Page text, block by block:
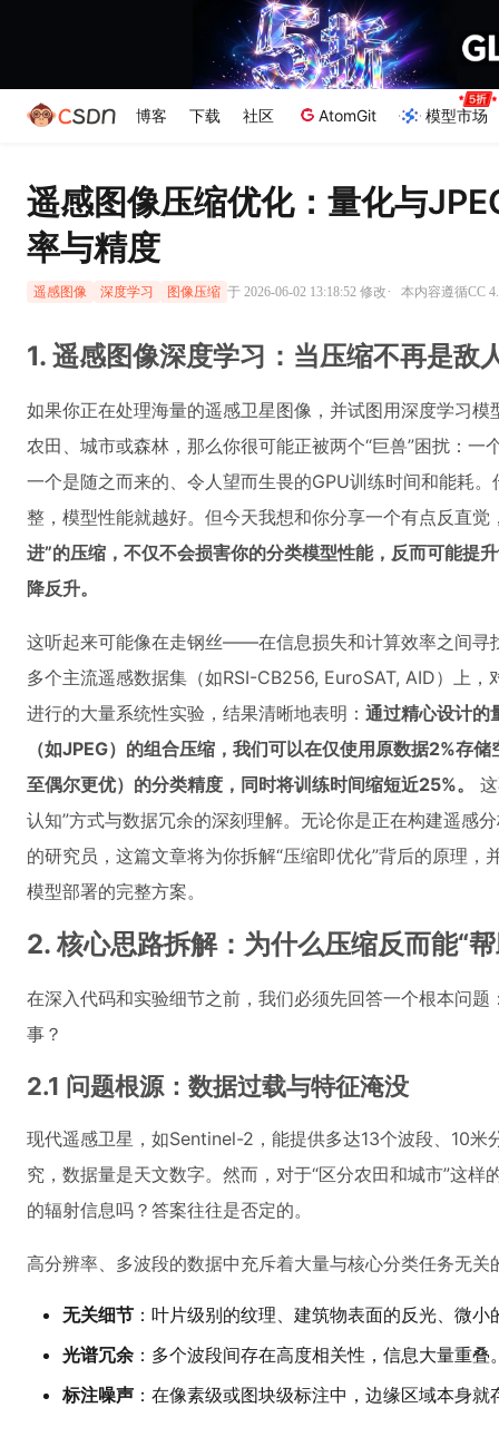
博客 下载 社区 AtomGit 模型市场
遥感图像压缩优化：量化与
率与精度
遥感图像 深度学习 图像压缩 于 2026-06-02 13:18:52 修改· 本内容遵循CC
1. 遥感图像深度学习：当压缩不再是敌
如果你正在处理海量的遥感卫星图像，并试图用深度学习
农田、城市或森林，那么你很可能正被两个“巨兽”困扰：
一个是随之而来的、令人望而生畏的GPU训练时间和能耗
整，模型性能就越好。但今天我想和你分享一个有点反直觉
进”的压缩，不仅不会损害你的分类模型性能，反而可能提
降反升。
这听起来可能像在走钢丝——在信息损失和计算效率之间寻
多个主流遥感数据集（如RSI-CB256, EuroSAT, AID）上
进行的大量系统性实验，结果清晰地表明： 通过精心设计的
（如JPEG）的组合压缩，我们可以在仅使用原数据2%存
至偶尔更优）的分类精度，同时将训练时间缩短近25%。
认知”方式与数据冗余的深刻理解。无论你是正在构建遥感
的研究员，这篇文章将为你拆解“压缩即优化”背后的原理
模型部署的完整方案。
2. 核心思路拆解：为什么压缩反而能“
在深入代码和实验细节之前，我们必须先回答一个根本问
事？
2.1 问题根源：数据过载与特征淹没
现代遥感卫星，如Sentinel-2，能提供多达13个波段、10米
究，数据量是天文数字。然而，对于“区分农田和城市”这
的辐射信息吗？答案往往是否定的。
高分辨率、多波段的数据中充斥着大量与核心分类任务无关
无关细节 ：叶片级别的纹理、建筑物表面的反光、微小
光谱冗余 ：多个波段间存在高度相关性，信息大量重叠
标注噪声 ：在像素级或图块级标注中，边缘区域本身就